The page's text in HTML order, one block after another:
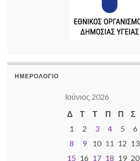
ΗΜΕΡΟΛΌΓΙΟ
Ιούνιος 2026
Δ
Τ Τ Π Π Σ
1
2 3 4 5 6
8
9 10 11 12 13
15 16 17 18 19 20